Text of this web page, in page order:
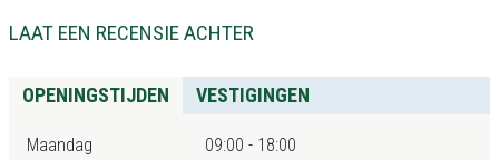
LAAT EEN RECENSIE ACHTER
OPENINGSTIJDEN VESTIGINGEN
Maandag
09:00 - 18:00